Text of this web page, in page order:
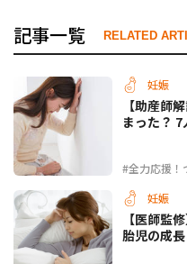
記事一覧 RELATED
妊娠
#全力応援！
【助産師
まった？
妊娠
【医師監
胎児の成